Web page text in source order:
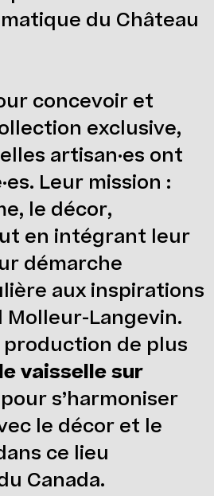
du Château
concevoir et
exclusive,
artisan·es ont
Leur mission :
le décor,
en intégrant leur
démarche
aux inspirations
Molleur-Langevin.
production de plus
vaisselle sur
s’harmoniser
le décor et le
ce lieu
Canada.